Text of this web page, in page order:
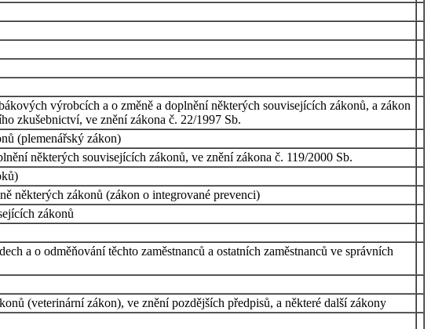
výrobcích a o změně a doplnění některých souvisejících zákonů, a zákon
zkušebnictví, ve znění zákona č. 22/1997 Sb.
(plemenářský zákon)
některých souvisejících zákonů, ve znění zákona č. 119/2000 Sb.
některých zákonů (zákon o integrované prevenci)
zákonů
a o odměňování těchto zaměstnanců a ostatních zaměstnanců ve správních
(veterinární zákon), ve znění pozdějších předpisů, a některé další zákony